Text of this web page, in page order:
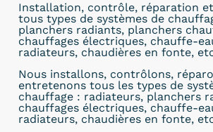
Installation, contrôle, réparation
tous types de systèmes de
planchers radiants, planchers
chauffages électriques, chauffe-
radiateurs, chaudières en fonte,
Nous installons, contrôlons,
entretenons tous les types de
chauffage : radiateurs, planchers
chauffages électriques, chauffe-
radiateurs, chaudières en fonte,